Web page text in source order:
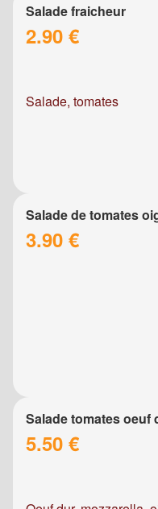
Salade fraicheur
2.90 €
Salade, tomates
Salade de tomates
3.90 €
Salade tomates oeuf
5.50 €